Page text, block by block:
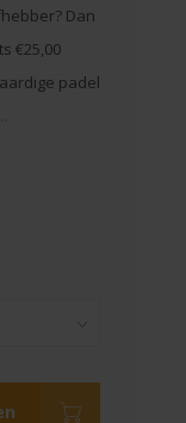
Dan
€25,00
padel